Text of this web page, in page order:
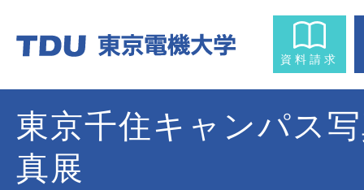
資料請求
東京千住キャンパス
真展